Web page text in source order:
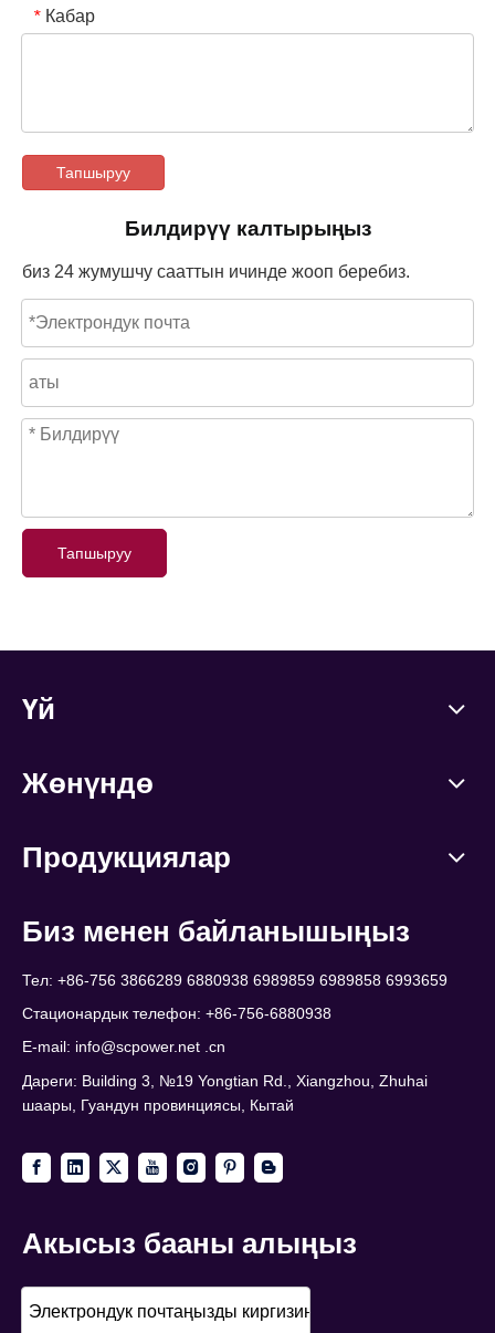
* Кабар
Тапшыруу
Билдирүү калтырыңыз
биз 24 жумушчу сааттын ичинде жооп беребиз.
Тапшыруу
Үй
Жөнүндө
Продукциялар
Биз менен байланышыңыз
Тел: +86-756 3866289 6880938 6989859 6989858 6993659
Стационардык телефон: +86-756-6880938
E-mail: info@scpower.net .cn
Дареги: Building 3, №19 Yongtian Rd., Xiangzhou, Zhuhai
шаары, Гуандун провинциясы, Кытай
Акысыз бааны алыңыз